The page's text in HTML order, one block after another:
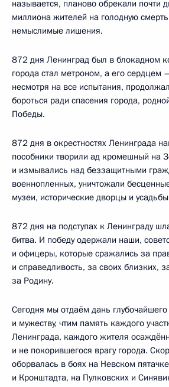
называется, планово обрекали почти
миллиона жителей на голодную
немыслимые лишения.
872 дня Ленинград был в блокадном
города стал метроном, а его сердцем
несмотря на все испытания,
бороться ради спасения города,
Победы.
872 дня в окрестностях Ленинграда
пособники творили ад кромешный на
и измывались над беззащитными
военнопленных, уничтожали
музеи, исторические дворцы и
872 дня на подступах к Ленинграду
битва. И победу одержали наши,
и офицеры, которые сражались за
и справедливость, за своих близких,
за Родину.
Сегодня мы отдаём дань
и мужеству, чтим память каждого
Ленинграда, каждого жителя
и не покорившегося врагу города.
оборвалась в боях на Невском
и Кронштадта, на Пулковских и